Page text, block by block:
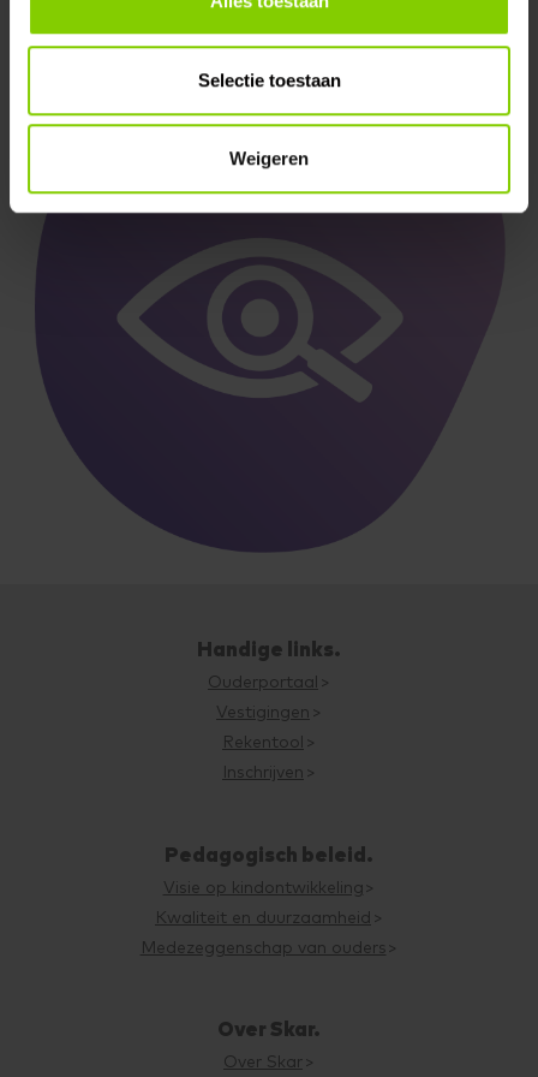
Selectie toestaan
Weigeren
Handige links.
Ouderportaal
Vestigingen
Rekentool
Inschrijven
Pedagogisch beleid.
Visie op kindontwikkeling
Kwaliteit en duurzaamheid
Medezeggenschap van ouders
Over Skar.
Over Skar